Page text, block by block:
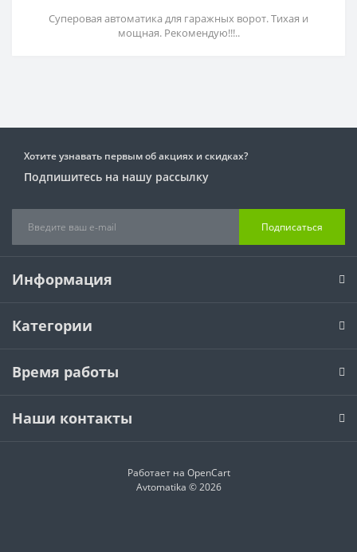
Суперовая автоматика для гаражных ворот. Тихая и
мощная. Рекомендую!!!..
Хотите узнавать первым об акциях и скидках?
Подпишитесь на нашу рассылку
Подписаться
Информация
Категории
Время работы
Наши контакты
Работает на OpenCart
Avtomatika © 2026